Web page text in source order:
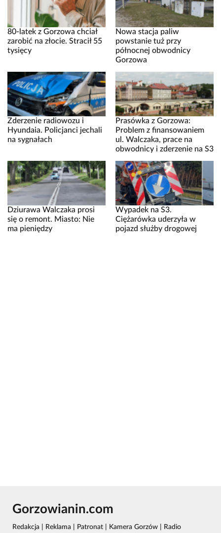
80-latek z Gorzowa chciał
zarobić na złocie. Stracił 55
tysięcy
Nowa stacja paliw
powstanie tuż przy
północnej obwodnicy
Gorzowa
Zderzenie radiowozu i
Hyundaia. Policjanci jechali
na sygnałach
Prasówka z Gorzowa:
Problem z finansowaniem
ul. Walczaka, prace na
obwodnicy i zderzenie na S3
Dziurawa Walczaka prosi
się o remont. Miasto: Nie
ma pieniędzy
Wypadek na S3.
Ciężarówka uderzyła w
pojazd służby drogowej
Gorzowianin.com
Redakcja Reklama Patronat Kamera Gorzów Radio